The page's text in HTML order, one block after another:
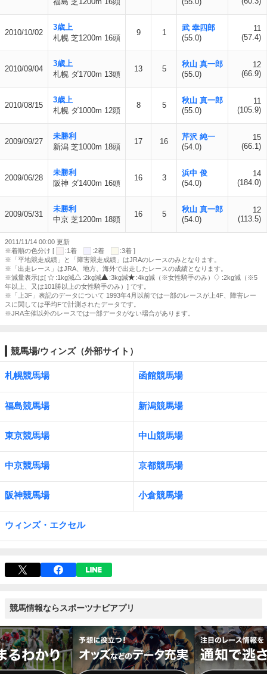
2010/10/02
3歳上
札幌 芝1200m 16頭
9 1
武 幸四郎
(55.0)
11
(57.4)
2010/09/04
3歳上
札幌 ダ1700m 13頭
13 5
秋山 真一郎
(55.0)
12
(66.9)
2010/08/15
3歳上
札幌 ダ1000m 12頭
8 5
秋山 真一郎
(55.0)
11
(105.9)
2009/09/27
未勝利
新潟 芝1000m 18頭
17 16
芹沢 純一
(54.0)
15
(66.1)
2009/06/28
未勝利
阪神 ダ1400m 16頭
16 3
浜中 俊
(54.0)
14
(184.0)
2009/05/31
未勝利
中京 芝1200m 18頭
16 5
秋山 真一郎
(54.0)
12
(113.5)
2011/11/14 00:00 更新
※着順の色分け [
:1着 :2着
:3着 ]
※「平地競走成績」と「障害競走成績」はJRAのレースのみとなります。
※「出走レース」はJRA、地方、海外で出走したレースの成績となります。
※減量表示は[
:1kg減 :2kg減 :3kg減 :4kg減（※女性騎手のみ）
:2kg減（※5
年以上、又は101勝以上の女性騎手のみ）] です。
※「上3F」表記のデータについて 1993年4月以前では一部のレースが上4F、障害レー
スに関しては平均Fで計測されたデータです。
※JRA主催以外のレースでは一部データがない場合があります。
競馬場/ウィンズ（外部サイト）
札幌競馬場 函館競馬場
福島競馬場 新潟競馬場
東京競馬場 中山競馬場
中京競馬場 京都競馬場
阪神競馬場 小倉競馬場
ウィンズ・エクセル
競馬情報ならスポーツナビアプリ